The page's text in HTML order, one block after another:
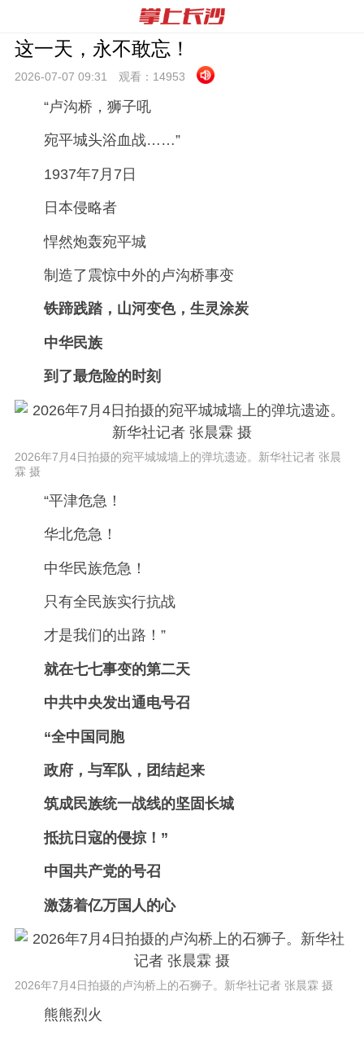
这一天，永不敢忘！
2026-07-07 09:31 观看： 14953
“卢沟桥，狮子吼
宛平城头浴血战……”
1937年7月7日
日本侵略者
悍然炮轰宛平城
制造了震惊中外的卢沟桥事变
铁蹄践踏，山河变色，生灵涂炭
中华民族
到了最危险的时刻
2026年7月4日拍摄的宛平城城墙上的弹坑遗迹。新华社记者 张晨
霖 摄
“平津危急！
华北危急！
中华民族危急！
只有全民族实行抗战
才是我们的出路！”
就在七七事变的第二天
中共中央发出通电号召
“全中国同胞
政府，与军队，团结起来
筑成民族统一战线的坚固长城
抵抗日寇的侵掠！”
中国共产党的号召
激荡着亿万国人的心
2026年7月4日拍摄的卢沟桥上的石狮子。新华社记者 张晨霖 摄
熊熊烈火